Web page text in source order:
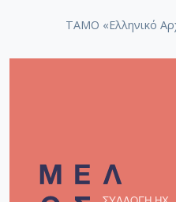
ΤΑΜΟ «Ελληνικό